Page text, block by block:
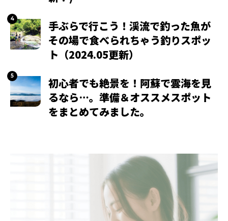
手ぶらで行こう！渓流で釣った魚が
その場で食べられちゃう釣りスポッ
ト（2024.05更新）
初心者でも絶景を！阿蘇で雲海を見
るなら…。準備＆オススメスポット
をまとめてみました。